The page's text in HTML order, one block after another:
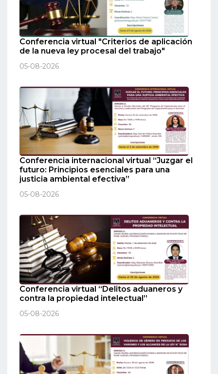
Conferencia virtual "Criterios de aplicación
de la nueva ley procesal del trabajo"
05-08-2026
Conferencia internacional virtual “Juzgar el
futuro: Principios esenciales para una
justicia ambiental efectiva”
05-08-2026
Conferencia virtual “Delitos aduaneros y
contra la propiedad intelectual”
05-08-2026